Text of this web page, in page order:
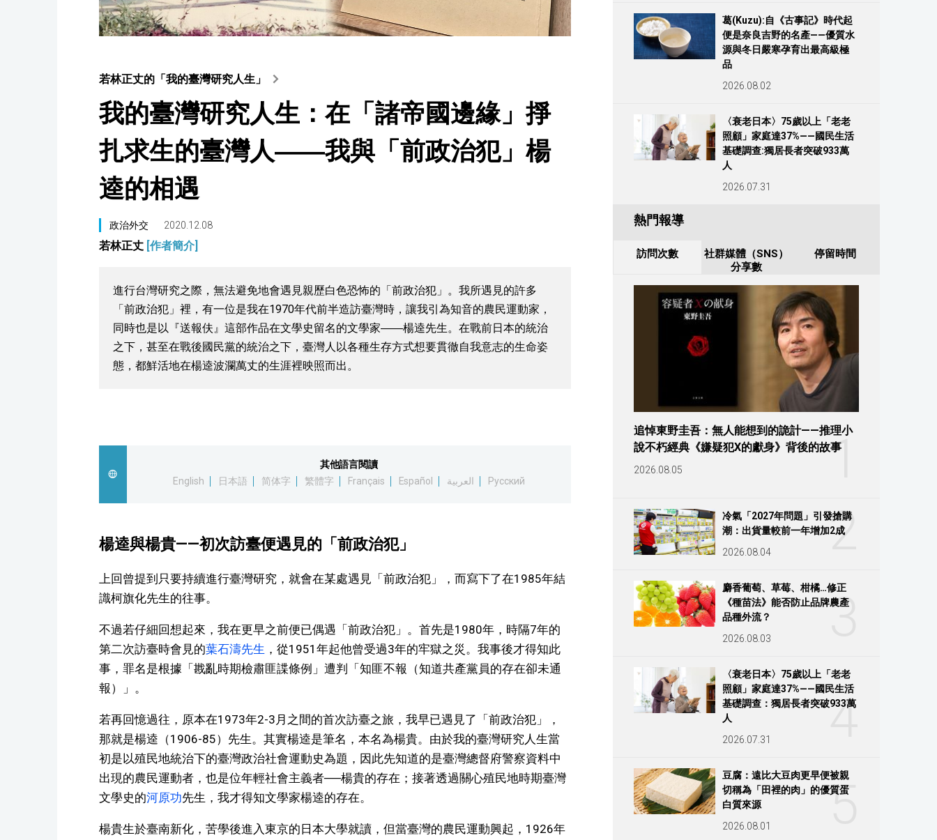
東京
若林正丈的「我的臺灣研究人生」
我的臺灣研究人生：在「諸帝國邊緣」掙
扎求生的臺灣人――我與「前政治犯」楊
逵的相遇
政治外交 2020.12.08
若林正丈 [作者簡介]
進行台灣研究之際，無法避免地會遇見親歷白色恐怖的「前政治犯」。我所遇見的許多
「前政治犯」裡，有一位是我在1970年代前半造訪臺灣時，讓我引為知音的農民運動家，
同時也是以『送報伕』這部作品在文學史留名的文學家――楊逵先生。在戰前日本的統治
之下，甚至在戰後國民黨的統治之下，臺灣人以各種生存方式想要貫徹自我意志的生命姿
態，都鮮活地在楊逵波瀾萬丈的生涯裡映照而出。
其他語言閱讀
English
日本語 简体字 繁體字 Français Español العربية Русский
楊逵與楊貴——初次訪臺便遇見的「前政治犯」
上回曾提到只要持續進行臺灣研究，就會在某處遇見「前政治犯」，而寫下了在1985年結
識柯旗化先生的往事。
不過若仔細回想起來，我在更早之前便已偶遇「前政治犯」。首先是1980年，時隔7年的
第二次訪臺時會見的葉石濤先生 ，從1951年起他曾受過3年的牢獄之災。我事後才得知此
事，罪名是根據「戡亂時期檢肅匪諜條例」遭判「知匪不報（知道共產黨員的存在卻未通
報）」。
若再回憶過往，原本在1973年2-3月之間的首次訪臺之旅，我早已遇見了「前政治犯」，
那就是楊逵（1906-85）先生。其實楊逵是筆名，本名為楊貴。由於我的臺灣研究人生當
初是以殖民地統治下的臺灣政治社會運動史為題，因此先知道的是臺灣總督府警察資料中
出現的農民運動者，也是位年輕社會主義者──楊貴的存在；接著透過關心殖民地時期臺灣
文學史的河原功先生，我才得知文學家楊逵的存在。
楊貴生於臺南新化，苦學後進入東京的日本大學就讀，但當臺灣的農民運動興起，1926年
葛(Kuzu):自《古事記》時代起
便是奈良吉野的名產——優質水
源與冬日嚴寒孕育出最高級極
品
2026.08.02
〈衰老日本〉75歲以上「老老
照顧」家庭達37%——國民生活
基礎調查:獨居長者突破933萬
人
2026.07.31
熱門報導
訪問次數
社群媒體（SNS）
分享數
停留時間
1
追悼東野圭吾：無人能想到的詭計——推理小
說不朽經典《嫌疑犯X的獻身》背後的故事
2026.08.05
2
冷氣「2027年問題」引發搶購
潮：出貨量較前一年增加2成
2026.08.04
3
麝香葡萄、草莓、柑橘…修正
《種苗法》能否防止品牌農產
品種外流？
2026.08.03
4
〈衰老日本〉75歲以上「老老
照顧」家庭達37%——國民生活
基礎調查：獨居長者突破933萬
人
2026.07.31
5
豆腐：遠比大豆肉更早便被親
切稱為「田裡的肉」的優質蛋
白質來源
2026.08.01